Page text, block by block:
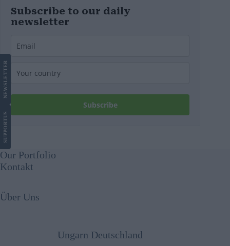
Subscribe to our daily
newsletter
Subscribe
SUPPORT
US
NEWS
LETTER
Our Portfolio
Kontakt
Über Uns
Ungarn Deutschland